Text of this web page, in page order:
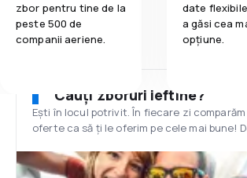
zbor pentru tine de la
peste 500 de
companii aeriene.
date
a găsi cea
opțiune.
Cauți zboruri ieftine?
Ești în locul potrivit. În fiecare zi
oferte ca să ți le oferim pe cele mai bune!